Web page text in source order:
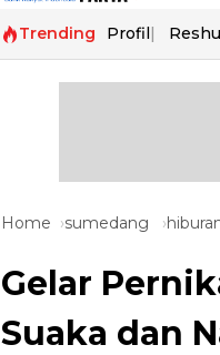
Trending Profil
Home sumedang
Gelar
Suaka dan